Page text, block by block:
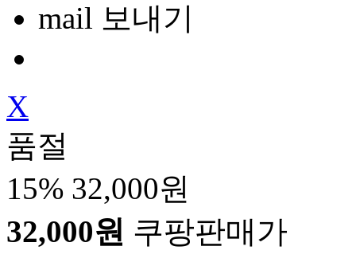
mail 보내기
X
품절
15% 32,000원
32,000원 쿠팡판매가